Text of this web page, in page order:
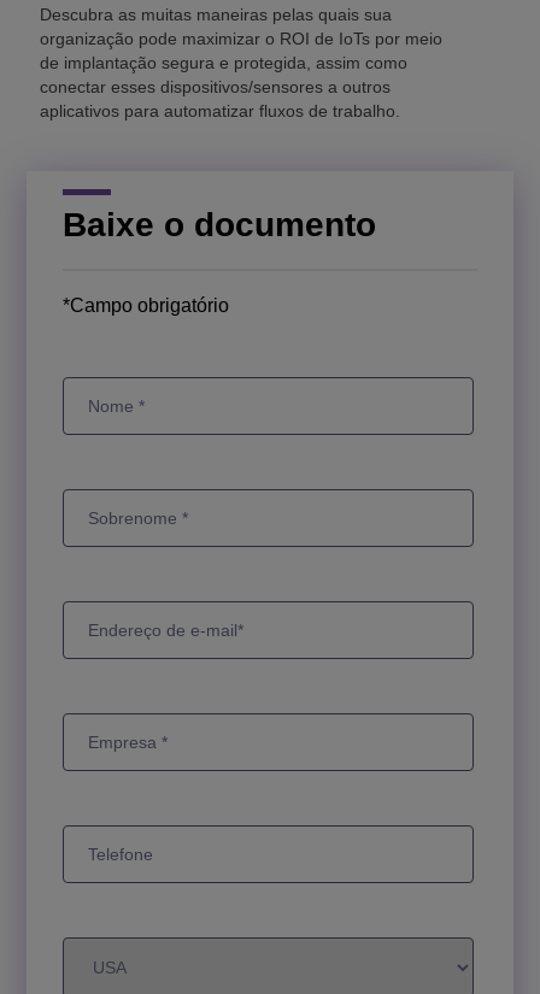
Descubra as muitas maneiras pelas quais sua
organização pode maximizar o ROI de IoTs por meio
de implantação segura e protegida, assim como
conectar esses dispositivos/sensores a outros
aplicativos para automatizar fluxos de trabalho.
Baixe o documento
*Campo obrigatório